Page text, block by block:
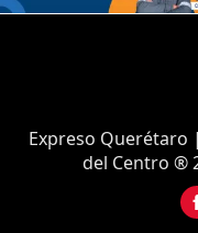
Expreso Querétaro
del Centro ®